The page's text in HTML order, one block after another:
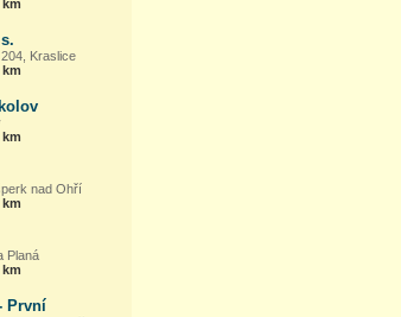
Kraslice
nad Ohří
Planá
První